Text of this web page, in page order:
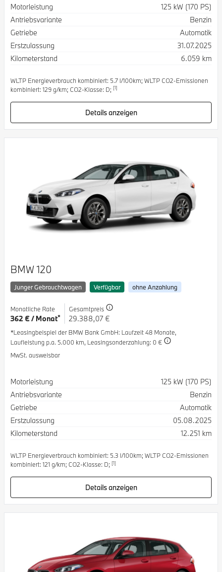
Spezifikation
Motorleistung
125 kW (170 PS)
Antriebsvariante
Benzin
Getriebe
Automatik
Erstzulassung
31.07.2025
Kilometerstand
6.059 km
WLTP Energieverbrauch kombiniert: 5.7 l/100km; WLTP CO2-Emissionen
kombiniert: 129 g/km; CO2-Klasse: D; [1]
Details anzeigen
BMW 120
Junger Gebrauchtwagen Verfügbar ohne Anzahlung
Monatliche Rate
362 € / Monat*
Gesamtpreis
29.388,07 €
*Leasingbeispiel der BMW Bank GmbH: Laufzeit 48 Monate,
Laufleistung p.a. 5.000 km, Leasingsonderzahlung: 0 €
MwSt. ausweisbar
Spezifikation
Motorleistung
125 kW (170 PS)
Antriebsvariante
Benzin
Getriebe
Automatik
Erstzulassung
05.08.2025
Kilometerstand
12.251 km
WLTP Energieverbrauch kombiniert: 5.3 l/100km; WLTP CO2-Emissionen
kombiniert: 121 g/km; CO2-Klasse: D; [1]
Details anzeigen